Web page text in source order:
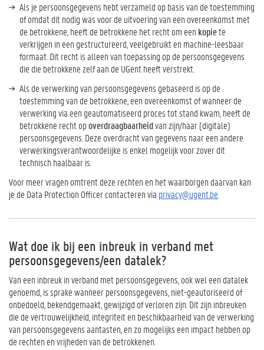
Als je persoonsgegevens hebt verzameld op basis van de toestemming
of omdat dit nodig was voor de uitvoering van een overeenkomst met
de betrokkene, heeft de betrokkene het recht om een kopiete
verkrijgen in een gestructureerd, veelgebruikt en machine-leesbaar
formaat. Dit recht is alleen van toepassing op de persoonsgegevens
die die betrokkene zelf aan de UGent heeft verstrekt.
Als de verwerking van persoonsgegevens gebaseerd is op de
toestemming van de betrokkene, een overeenkomst of wanneer de
verwerking via een geautomatiseerd proces tot stand kwam, heeft de
betrokkene recht opoverdraagbaarheidvan zijn/haar (digitale)
persoonsgegevens. Deze overdracht van gegevens naar een andere
verwerkingsverantwoordelijke is enkel mogelijk voor zover dit
technisch haalbaar is.
Voor meer vragen omtrent deze rechten en het waarborgen daarvan kan
je de Data Protection Officer contacteren via privacy@ugent.be
Wat doe ik bij een inbreuk in verband met
persoonsgegevens/een datalek?
Van een inbreuk in verband met persoonsgegevens, ook wel een datalek
genoemd, is sprake wanneer persoonsgegevens, niet-geautoriseerd of
onbedoeld, bekendgemaakt, gewijzigd of verloren zijn. Dit zijn inbreuken
die de vertrouwelijkheid, integriteit en beschikbaarheid van de verwerking
van persoonsgegevens aantasten, en zo mogelijks een impact hebben op
de rechten en vrijheden van de betrokkenen.